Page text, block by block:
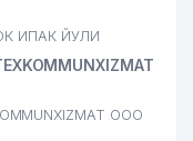
ИПАК ЙУЛИ
ООО